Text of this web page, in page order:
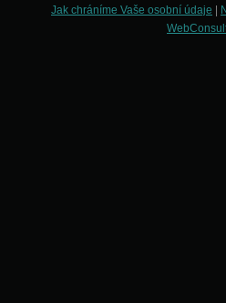
Jak chráníme Vaše osobní údaje